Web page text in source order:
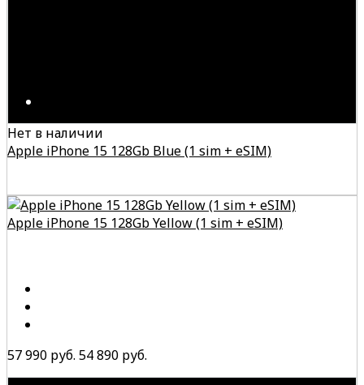
Нет в наличии
Apple iPhone 15 128Gb Blue (1 sim + eSIM)
Apple iPhone 15 128Gb Yellow (1 sim + eSIM)
57 990 руб. 54 890 руб.